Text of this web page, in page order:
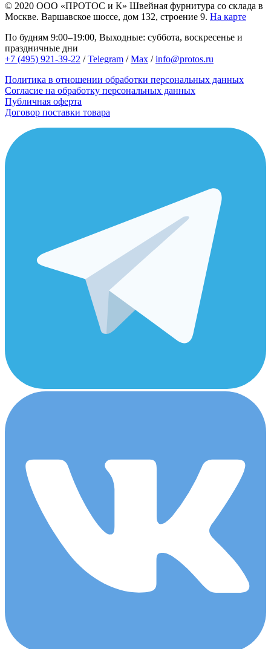
© 2020 ООО «ПРОТОС и К» Швейная фурнитура со склада в
Москве. Варшавское шоссе, дом 132, строение 9. На карте
По будням 9:00–19:00, Выходные: суббота, воскресенье и
праздничные дни
+7 (495) 921-39-22 /Telegram /Max /info@protos.ru
Политика в отношении обработки персональных данных
Согласие на обработку персональных данных
Публичная оферта
Договор поставки товара